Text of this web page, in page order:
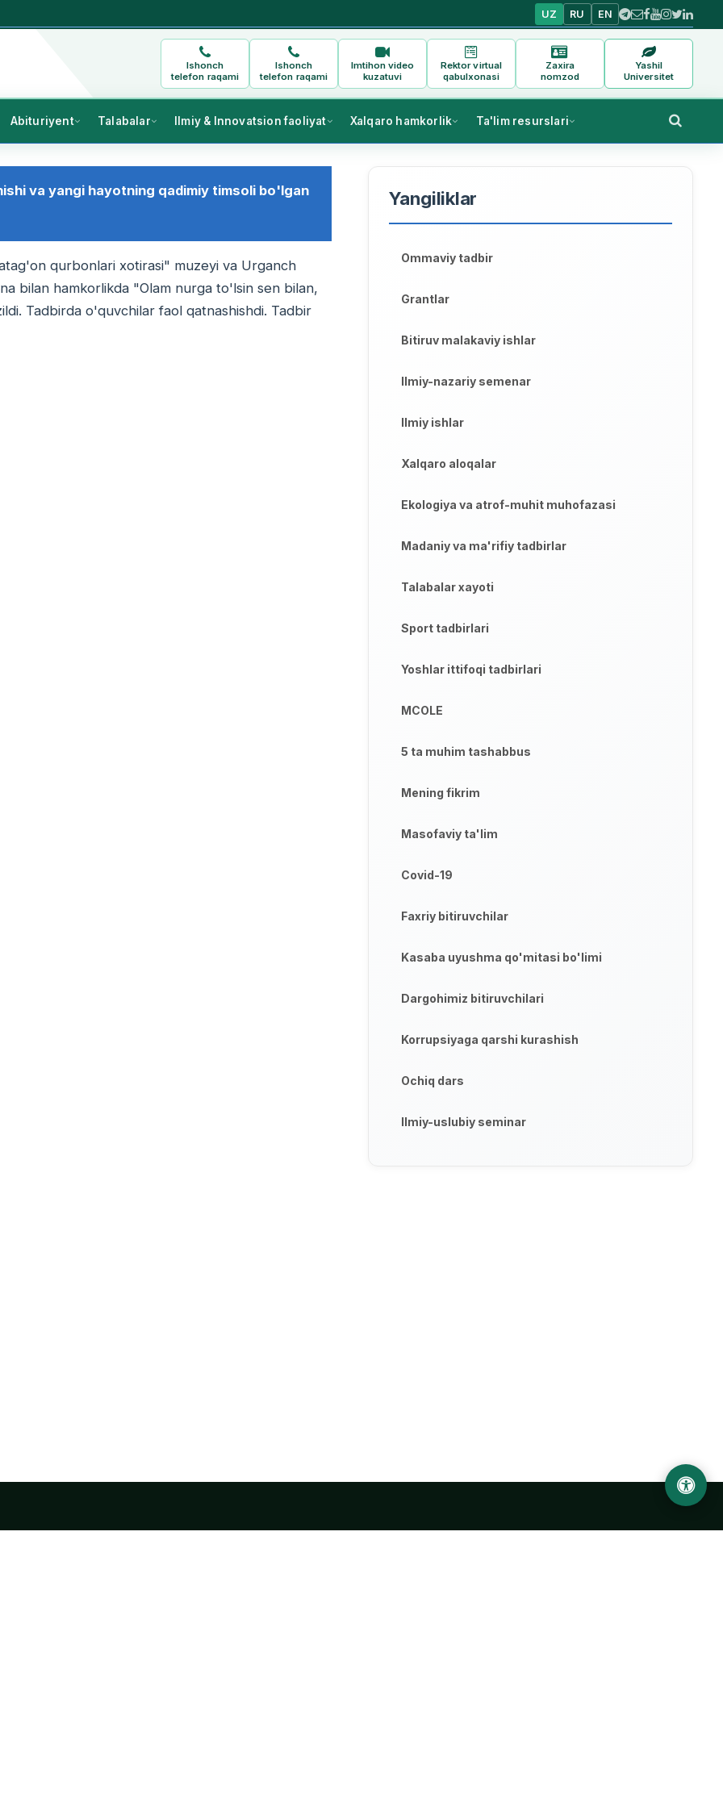
UZ RU EN
Ishonch
telefon raqami
Ishonch
telefon raqami
Imtihon video
kuzatuvi
Rektor virtual
qabulxonasi
Zaxira
nomzod
Yashil
Universitet
Abituriyent Talabalar Ilmiy & Innovatsion faoliyat Xalqaro hamkorlik Ta'lim resurslari
va yangi hayotning qadimiy timsoli bo'lgan
qurbonlari xotirasi" muzeyi va Urganch
bilan hamkorlikda "Olam nurga to'lsin sen bilan,
Tadbirda o'quvchilar faol qatnashishdi. Tadbir
Yangiliklar
Ommaviy tadbir
Grantlar
Bitiruv malakaviy ishlar
Ilmiy-nazariy semenar
Ilmiy ishlar
Xalqaro aloqalar
Ekologiya va atrof-muhit muhofazasi
Madaniy va ma'rifiy tadbirlar
Talabalar xayoti
Sport tadbirlari
Yoshlar ittifoqi tadbirlari
MCOLE
5 ta muhim tashabbus
Mening fikrim
Masofaviy ta'lim
Covid-19
Faxriy bitiruvchilar
Kasaba uyushma qo'mitasi bo'limi
Dargohimiz bitiruvchilari
Korrupsiyaga qarshi kurashish
Ochiq dars
Ilmiy-uslubiy seminar